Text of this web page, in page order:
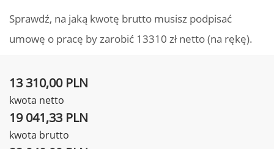
Sprawdź, na jaką kwotę brutto musisz podpisać
umowę o pracę by zarobić 13310 zł netto (na rękę).
13 310,00 PLN
kwota netto
19 041,33 PLN
kwota brutto